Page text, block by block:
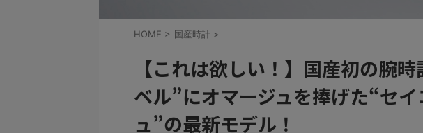
HOME > 国産時計 >
【これは欲しい！】国産初の腕
ベル”にオマージュを捧げた“セ
ュ”の最新モデル！